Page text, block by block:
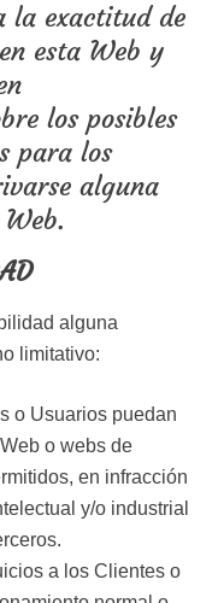
la exactitud de
esta Web y
los posibles
para los
alguna
alguna
limitativo:
o Usuarios puedan
o webs de
en infracción
y/o industrial
a los Clientes o